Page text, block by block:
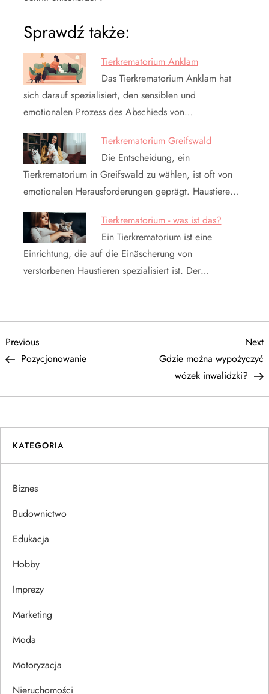
Sprawdź także:
Tierkrematorium Anklam
Das Tierkrematorium Anklam hat
sich darauf spezialisiert, den sensiblen und
emotionalen Prozess des Abschieds von…
Tierkrematorium Greifswald
Die Entscheidung, ein
Tierkrematorium in Greifswald zu wählen, ist oft von
emotionalen Herausforderungen geprägt. Haustiere…
Tierkrematorium - was ist das?
Ein Tierkrematorium ist eine
Einrichtung, die auf die Einäscherung von
verstorbenen Haustieren spezialisiert ist. Der…
N
w
i
g
a
c
a
w
p
Previous
Post
Previous
Pozycjonowanie
Next
Gdzie można wypożyczyć
wózek inwalidzki?
KATEGORIA
Biznes
Budownictwo
Edukacja
Hobby
Imprezy
Marketing
Moda
Motoryzacja
Nieruchomości